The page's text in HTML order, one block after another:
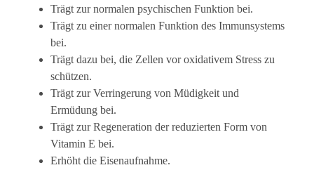
Trägt zur normalen psychischen Funktion bei.
Trägt zu einer normalen Funktion des Immunsystems
bei.
Trägt dazu bei, die Zellen vor oxidativem Stress zu
schützen.
Trägt zur Verringerung von Müdigkeit und
Ermüdung bei.
Trägt zur Regeneration der reduzierten Form von
Vitamin E bei.
Erhöht die Eisenaufnahme.